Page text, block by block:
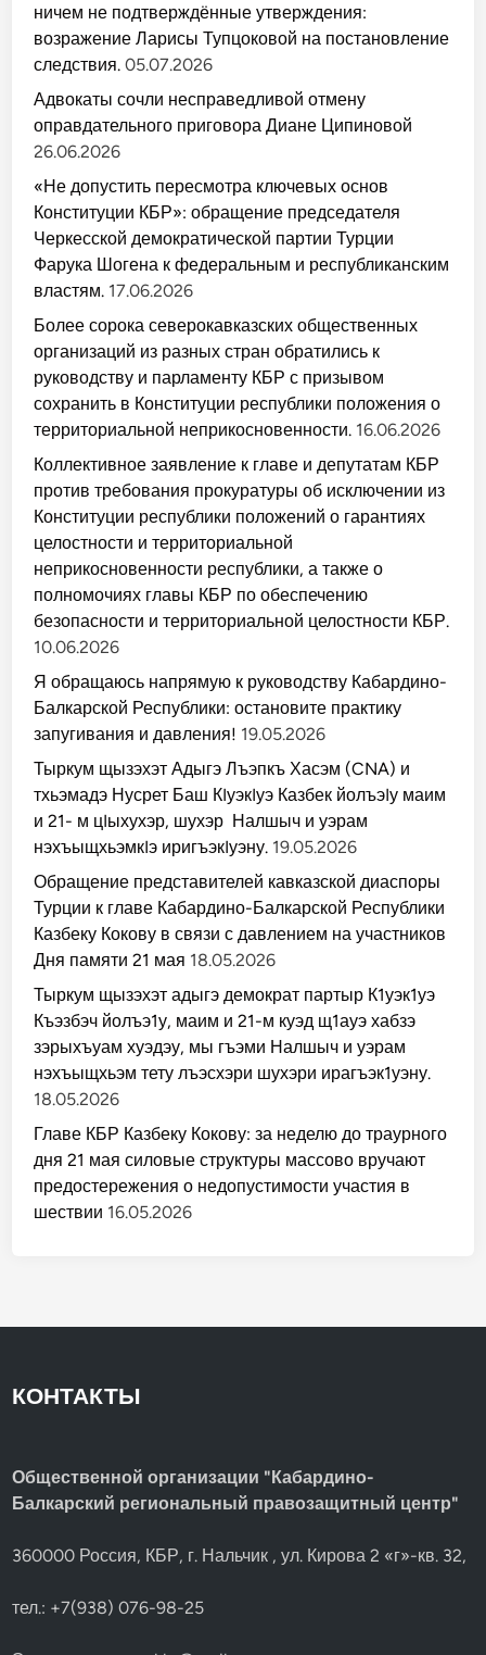
ничем не подтверждённые утверждения:
возражение Ларисы Тупцоковой на постановление
следствия. 05.07.2026
Адвокаты сочли несправедливой отмену
оправдательного приговора Диане Ципиновой
26.06.2026
«Не допустить пересмотра ключевых основ
Конституции КБР»: обращение председателя
Черкесской демократической партии Турции
Фарука Шогена к федеральным и республиканским
властям. 17.06.2026
Более сорока северокавказских общественных
организаций из разных стран обратились к
руководству и парламенту КБР с призывом
сохранить в Конституции республики положения о
территориальной неприкосновенности. 16.06.2026
Коллективное заявление к главе и депутатам КБР
против требования прокуратуры об исключении из
Конституции республики положений о гарантиях
целостности и территориальной
неприкосновенности республики, а также о
полномочиях главы КБР по обеспечению
безопасности и территориальной целостности КБР.
10.06.2026
Я обращаюсь напрямую к руководству Кабардино-
Балкарской Республики: остановите практику
запугивания и давления! 19.05.2026
Тыркум щызэхэт Адыгэ Лъэпкъ Хасэм (CNA) и
тхьэмадэ Нусрет Баш КIуэкIуэ Казбек йолъэIу маим
и 21- м цIыхухэр, шухэр Налшыч и уэрам
нэхъыщхьэмкIэ иригъэкIуэну. 19.05.2026
Обращение представителей кавказской диаспоры
Турции к главе Кабардино-Балкарской Республики
Казбеку Кокову в связи с давлением на участников
Дня памяти 21 мая 18.05.2026
Тыркум щызэхэт адыгэ демократ партыр К1уэк1уэ
Къэзбэч йолъэ1у, маим и 21-м куэд щ1ауэ хабзэ
зэрыхъуам хуэдэу, мы гъэми Налшыч и уэрам
нэхъыщхьэм тету лъэсхэри шухэри ирагъэк1уэну.
18.05.2026
Главе КБР Казбеку Кокову: за неделю до траурного
дня 21 мая силовые структуры массово вручают
предостережения о недопустимости участия в
шествии 16.05.2026
КОНТАКТЫ
Общественной организации "Кабардино-
Балкарский региональный правозащитный центр"
360000 Россия, КБР, г. Нальчик , ул. Кирова 2 «г»-кв. 32,
тел.: +7(938) 076-98-25